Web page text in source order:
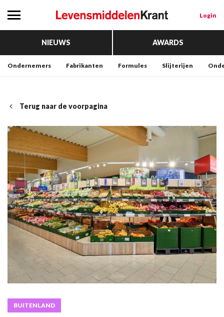
Login
NIEUWS AWARDS
Ondernemers Fabrikanten Formules Slijterijen
Terug naar de voorpagina
BUITENLAND